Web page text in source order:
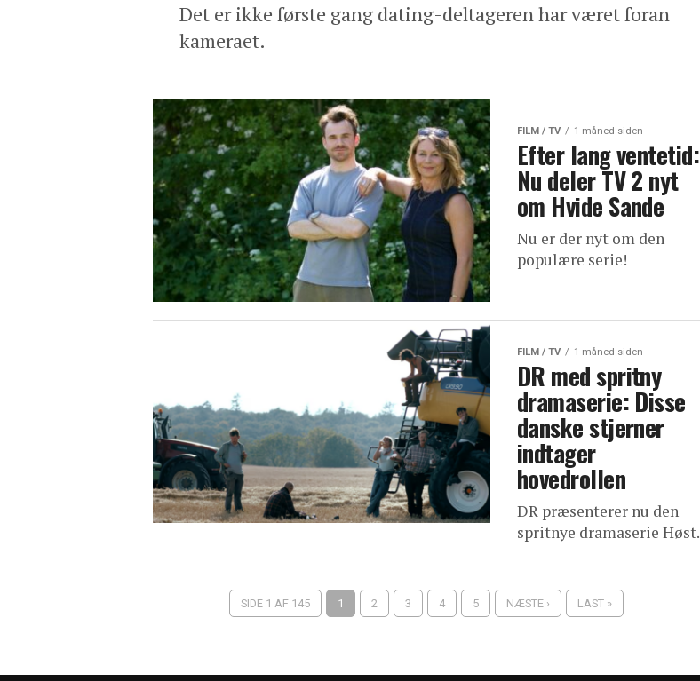
Det er ikke første gang dating-deltageren har været foran
kameraet.
FILM / TV 1 måned siden
Efter lang ventetid:
Nu deler TV 2 nyt
om Hvide Sande
Nu er der nyt om den
populære serie!
FILM / TV 1 måned siden
DR med spritny
dramaserie: Disse
danske stjerner
indtager
hovedrollen
DR præsenterer nu den
spritnye dramaserie Høst.
SIDE 1 AF 145 1 2 3 4 5 NÆSTE › LAST »